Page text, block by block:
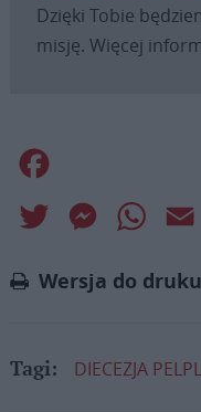
Dzięki Tobie
misję. Więcej
Twitter Messenger
Wersja do druku
Tagi: DIECEZJA